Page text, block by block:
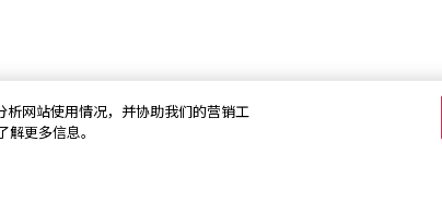
网站使用情况，并协助我们的营销工
解更多信息。